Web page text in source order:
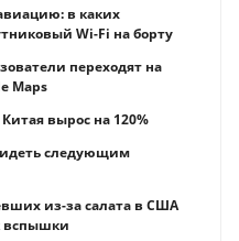
в каких
Wi-Fi на борту
переходят на
Maps
вырос на 120%
следующим
из-за салата в США
вспышки